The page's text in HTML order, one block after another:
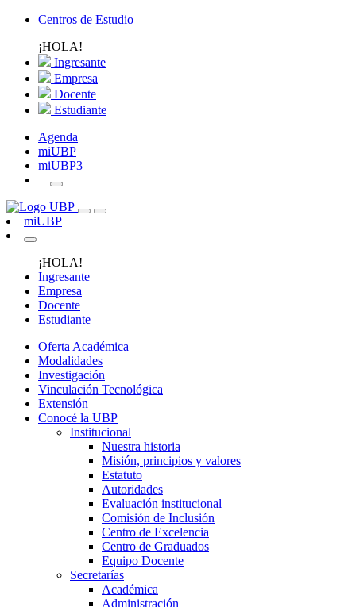
Centros de Estudio
¡HOLA!
Ingresante
Empresa
Docente
Estudiante
Agenda
miUBP
miUBP3
miUBP
¡HOLA!
Ingresante
Empresa
Docente
Estudiante
Oferta Académica
Modalidades
Investigación
Vinculación Tecnológica
Extensión
Conocé la UBP
Institucional
Nuestra historia
Misión, principios y valores
Estatuto
Autoridades
Evaluación institucional
Comisión de Inclusión
Centro de Excelencia
Centro de Graduados
Equipo Docente
Secretarías
Académica
Administración